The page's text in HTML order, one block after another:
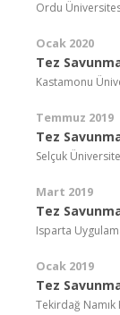
Ordu
Ocak 2020
Tez
Kastamonu
Temmuz 2019
Tez
Selçuk
Mart 2019
Tez
Isparta
Ocak 2019
Tez
Tekirdağ